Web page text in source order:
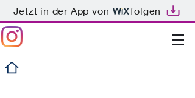
Jetzt in der App von folgen